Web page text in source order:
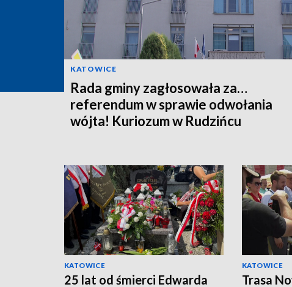
KATOWICE
Rada gminy zagłosowała za…
referendum w sprawie odwołania
wójta! Kuriozum w Rudzińcu
KATOWICE
25 lat od śmierci Edwarda
KATOWICE
Trasa